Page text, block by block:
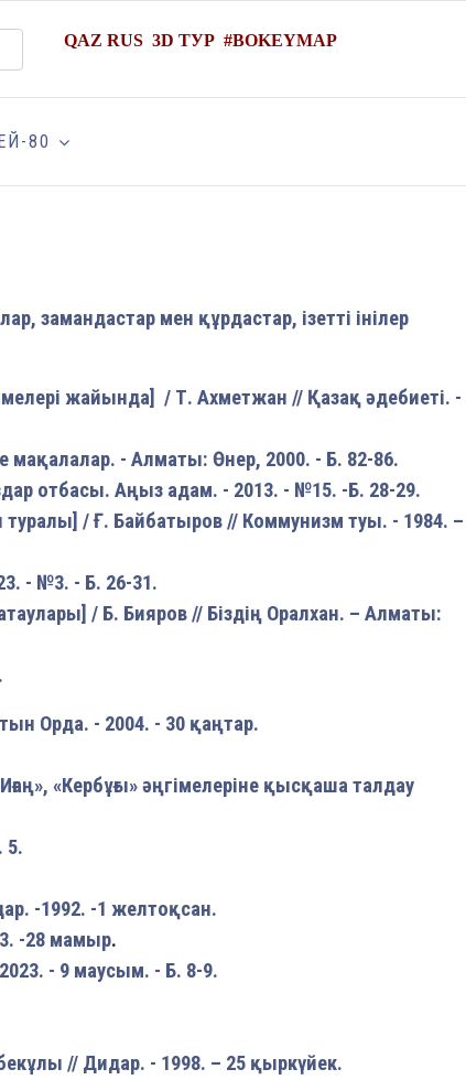
QAZ RUS 3D ТУР #BOKEYMAP
80
замандастар мен құрдастар, ізетті інілер
жайында] / Т. Ахметжан // Қазақ әдебиеті. -
мақалалар. - Алматы: Өнер, 2000. - Б. 82-86.
отбасы. Аңыз адам. - 2013. - №15. -Б. 28-29.
/ Ғ. Байбатыров // Коммунизм туы. - 1984. –
- №3. - Б. 26-31.
/ Б. Бияров // Біздің Оралхан. – Алматы:
Орда. - 2004. - 30 қаңтар.
«Кербұғы» әңгімелеріне қысқаша талдау
5.
-1992. -1 желтоқсан.
-28 мамыр.
- 9 маусым. - Б. 8-9.
// Дидар. - 1998. – 25 қыркүйек.